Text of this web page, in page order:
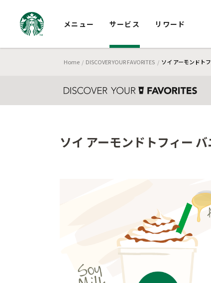
メニュー サービス リワード
Home DISCOVER YOUR FAVORITES ソイ アーモンドト
ソイ アーモンドトフィー